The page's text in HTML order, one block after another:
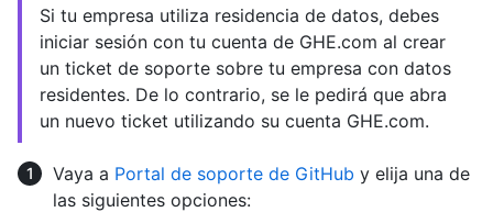
Si tu empresa utiliza residencia de datos, debes
iniciar sesión con tu cuenta de GHE.com al crear
un ticket de soporte sobre tu empresa con datos
residentes. De lo contrario, se le pedirá que abra
un nuevo ticket utilizando su cuenta GHE.com.
Vaya a Portal de soporte de GitHub y elija una de
las siguientes opciones: